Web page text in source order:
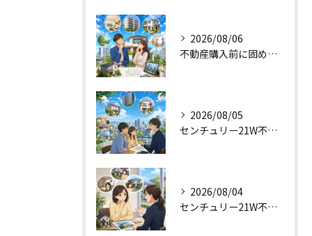
2026/08/06
不動産購入前に固める資金計画と住み替え判断
2026/08/05
センチュリー21W不動産販売と町目線の不動産相談
2026/08/04
センチュリー21W不動産販売と不動産売却の査定失敗例